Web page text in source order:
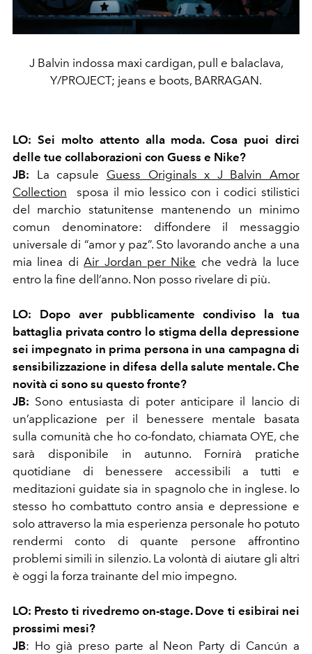
J Balvin indossa maxi cardigan, pull e balaclava,
Y/PROJECT; jeans e boots, BARRAGAN.
LO: Sei molto attento alla moda. Cosa puoi dirci
delle tue collaborazioni con Guess e Nike?
JB:
La capsule Guess Originals x J Balvin Amor
Collection
sposa il mio lessico con i codici stilistici
del marchio statunitense mantenendo un minimo
comun denominatore: diffondere il messaggio
universale di “amor y paz”. Sto lavorando anche a una
mia linea diAir Jordan per Nike che vedrà la luce
entro la fine dell’anno. Non posso rivelare di più.
LO: Dopo aver pubblicamente condiviso la tua
battaglia privata contro lo stigma della depressione
sei impegnato in prima persona in una campagna di
sensibilizzazione in difesa della salute mentale. Che
novità ci sono su questo fronte?
JB: Sono entusiasta di poter anticipare il lancio di
un’applicazione per il benessere mentale basata
sulla comunità che ho co-fondato, chiamata OYE, che
sarà disponibile in autunno. Fornirà pratiche
quotidiane di benessere accessibili a tutti e
meditazioni guidate sia in spagnolo che in inglese. Io
stesso ho combattuto contro ansia e depressione e
solo attraverso la mia esperienza personale ho potuto
rendermi conto di quante persone affrontino
problemi simili in silenzio. La volontà di aiutare gli altri
è oggi la forza trainante del mio impegno.
LO: Presto ti rivedremo on-stage. Dove ti esibirai nei
prossimi mesi?
JB: Ho già preso parte al Neon Party di Cancún a